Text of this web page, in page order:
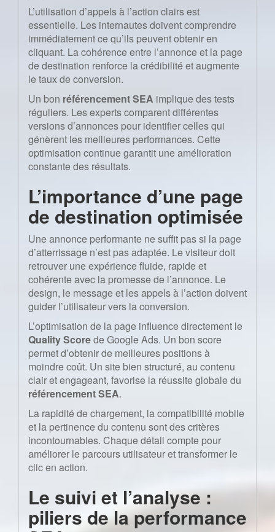
L’utilisation d’appels à l’action clairs est
essentielle. Les internautes doivent comprendre
immédiatement ce qu’ils peuvent obtenir en
cliquant. La cohérence entre l’annonce et la page
de destination renforce la crédibilité et augmente
le taux de conversion.
Un bon référencement SEA implique des tests
réguliers. Les experts comparent différentes
versions d’annonces pour identifier celles qui
génèrent les meilleures performances. Cette
optimisation continue garantit une amélioration
constante des résultats.
L’importance d’une page
de destination optimisée
Une annonce performante ne suffit pas si la page
d’atterrissage n’est pas adaptée. Le visiteur doit
retrouver une expérience fluide, rapide et
cohérente avec la promesse de l’annonce. Le
design, le message et les appels à l’action doivent
guider l’utilisateur vers la conversion.
L’optimisation de la page influence directement le
Quality Scorede Google Ads. Un bon score
permet d’obtenir de meilleures positions à
moindre coût. Un site bien structuré, au contenu
clair et engageant, favorise la réussite globale du
référencement SEA.
La rapidité de chargement, la compatibilité mobile
et la pertinence du contenu sont des critères
incontournables. Chaque détail compte pour
améliorer le parcours utilisateur et transformer le
clic en action.
Le suivi et l’analyse :
piliers de la performance